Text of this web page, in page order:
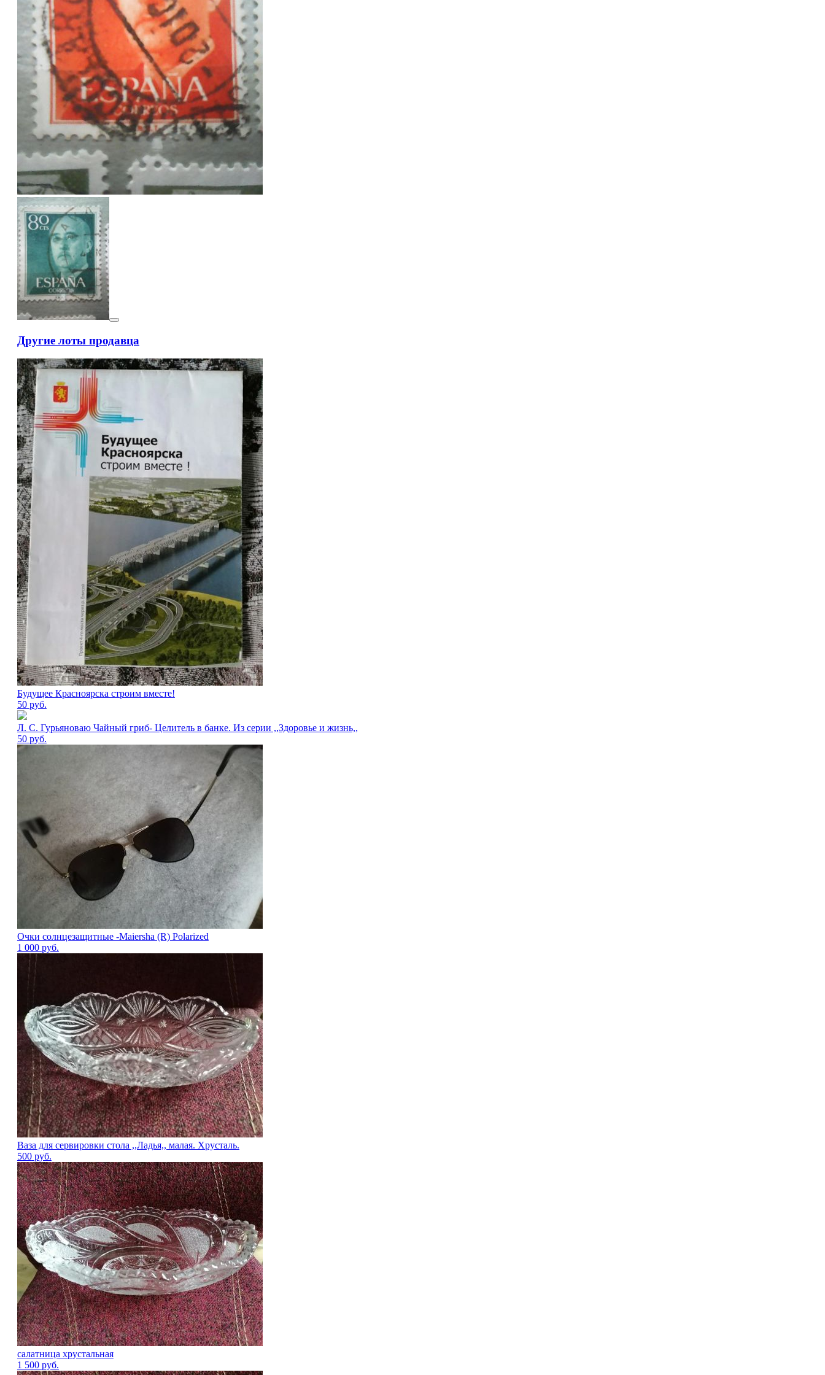
Другие лоты продавца
Будущее Красноярска строим вместе!
50 руб.
Л. С. Гурьяноваю Чайный гриб- Целитель в банке. Из серии ,,Здоровье и жизнь,,
50 руб.
Очки солнцезащитные -Maiersha (R) Polarized
1 000 руб.
Ваза для сервировки стола ,,Ладья,, малая. Хрусталь.
500 руб.
салатница хрустальная
1 500 руб.